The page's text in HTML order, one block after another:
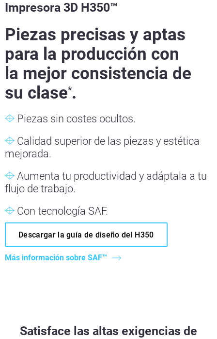
Impresora 3D H350™
Piezas precisas y aptas
para la producción con
la mejor consistencia de
su clase*.
Piezas sin costes ocultos.
Calidad superior de las piezas y estética
mejorada.
Aumenta tu productividad y adáptala a tu
flujo de trabajo.
Con tecnología SAF.
Descargar la guía de diseño del H350
Más información sobre SAF™
Satisface las altas exigencias de